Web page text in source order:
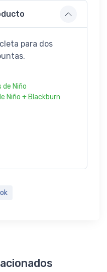
para dos
de Niño
Niño + Blackburn